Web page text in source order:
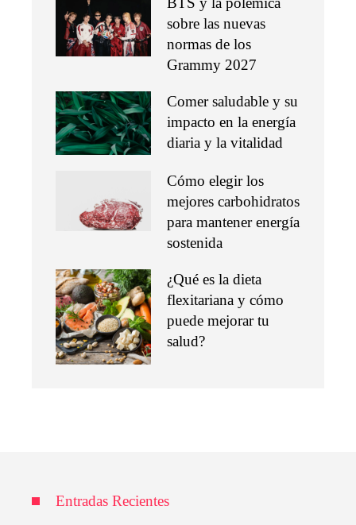
sobre las nuevas
normas de los
Grammy 2027
Comer saludable y su
impacto en la energía
diaria y la vitalidad
Cómo elegir los
mejores carbohidratos
para mantener energía
sostenida
¿Qué es la dieta
flexitariana y cómo
puede mejorar tu
salud?
Entradas Recientes